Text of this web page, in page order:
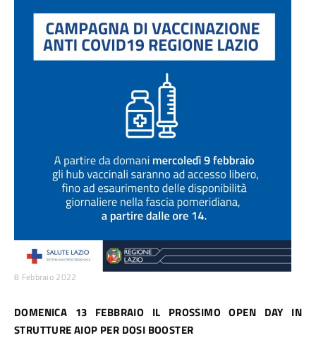
8 Febbraio 2022
DOMENICA 13 FEBBRAIO IL PROSSIMO OPEN DAY IN
STRUTTURE AIOP PER DOSI BOOSTER